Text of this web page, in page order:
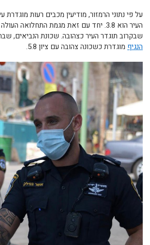
על פי נתוני הרמזור, מודיעין מכבים רעות מוגדרת
העיר הוא 3.8. יחד עם זאת מגמת התחלואה
שבקרוב תוגדר העיר כצהובה. שכונת הנביאים,
הנגיף מוגדרת כשכונה צהובה עם ציון 5.8.